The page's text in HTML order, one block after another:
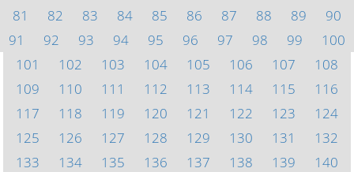
81
82 83 84 85 86 87 88 89
90
91
92 93 94 95 96 97 98 99
100
101
102 103 104 105 106 107
108
109
110 111 112 113 114 115
116
117
118 119 120 121 122 123
124
125
126 127 128 129 130 131
132
133
134 135 136 137 138 139
140